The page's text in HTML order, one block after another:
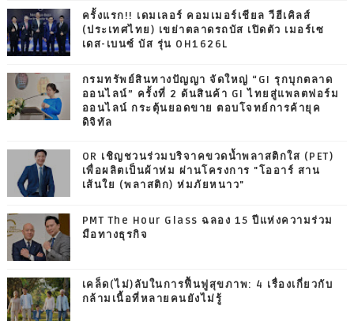
ครั้งแรก!! เดมเลอร์ คอมเมอร์เชียล วีฮีเคิลส์
(ประเทศไทย) เขย่าตลาดรถบัส เปิดตัว เมอร์เซ
เดส-เบนซ์ บัส รุ่น OH1626L
กรมทรัพย์สินทางปัญญา จัดใหญ่ “GI รุกบุกตลาด
ออนไลน์” ครั้งที่ 2 ดันสินค้า GI ไทยสู่แพลตฟอร์ม
ออนไลน์ กระตุ้นยอดขาย ตอบโจทย์การค้ายุค
ดิจิทัล
OR เชิญชวนร่วมบริจาคขวดน้ำพลาสติกใส (PET)
เพื่อผลิตเป็นผ้าห่ม ผ่านโครงการ "โออาร์ สาน
เส้นใย (พลาสติก) ห่มภัยหนาว"
PMT The Hour Glass ฉลอง 15 ปีแห่งความร่วม
มือทางธุรกิจ
เคล็ด(ไม่)ลับในการฟื้นฟูสุขภาพ: 4 เรื่องเกี่ยวกับ
กล้ามเนื้อที่หลายคนยังไม่รู้